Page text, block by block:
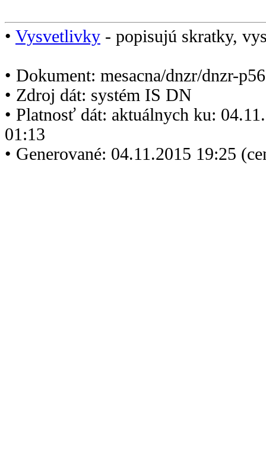
• Vysvetlivky - popisujú skratky,
• Dokument: mesacna/dnzr/dnzr-
• Zdroj dát: systém IS DN
• Platnosť dát: aktuálnych ku:
01:13
• Generované: 04.11.2015 19:25